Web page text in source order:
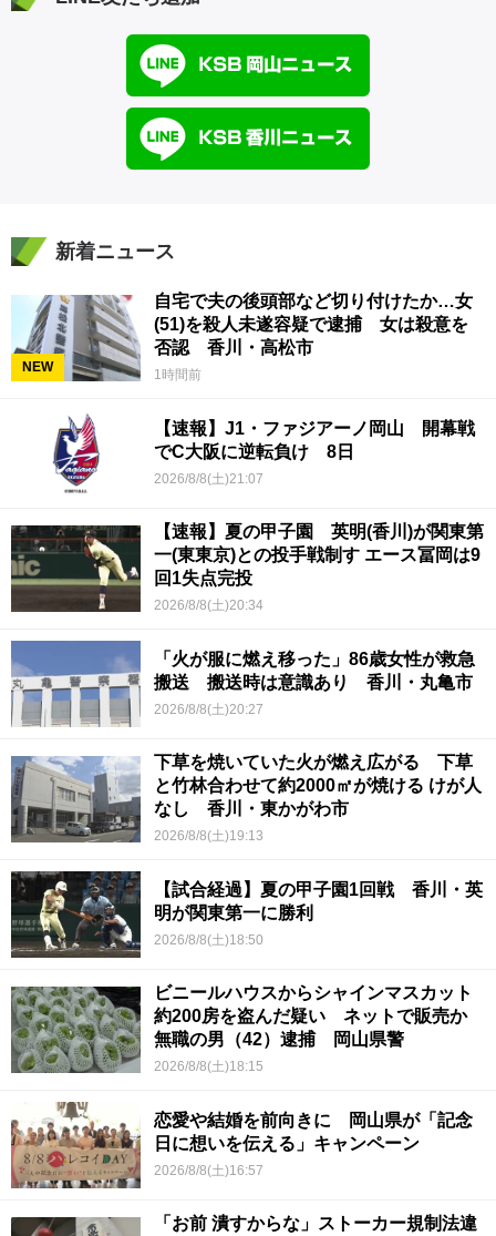
新着ニュース
NEW
自宅で夫の後頭部など切り付けたか…女
(51)を殺人未遂容疑で逮捕 女は殺意を
否認 香川・高松市
1時間前
【速報】J1・ファジアーノ岡山 開幕戦
でC大阪に逆転負け 8日
2026/8/8(土)21:07
【速報】夏の甲子園 英明(香川)が関東第
一(東東京)との投手戦制す エース冨岡は9
回1失点完投
2026/8/8(土)20:34
「火が服に燃え移った」86歳女性が救急
搬送 搬送時は意識あり 香川・丸亀市
2026/8/8(土)20:27
下草を焼いていた火が燃え広がる 下草
と竹林合わせて約2000㎡が焼ける けが人
なし 香川・東かがわ市
2026/8/8(土)19:13
【試合経過】夏の甲子園1回戦 香川・英
明が関東第一に勝利
2026/8/8(土)18:50
ビニールハウスからシャインマスカット
約200房を盗んだ疑い ネットで販売か
無職の男（42）逮捕 岡山県警
2026/8/8(土)18:15
恋愛や結婚を前向きに 岡山県が「記念
日に想いを伝える」キャンペーン
2026/8/8(土)16:57
「お前 潰すからな」ストーカー規制法違